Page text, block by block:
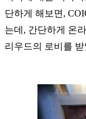
단하게 해보면 ,
는데 , 간단하게 온
리우드의 로비를